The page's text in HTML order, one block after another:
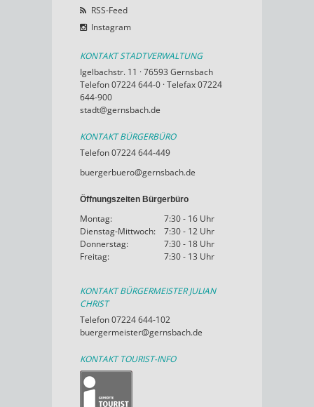
RSS-Feed
Instagram
KONTAKT STADTVERWALTUNG
Igelbachstr. 11 · 76593 Gernsbach
Telefon 07224 644-0 · Telefax 07224
644-900
stadt@gernsbach.de
KONTAKT BÜRGERBÜRO
Telefon 07224 644-449
buergerbuero@gernsbach.de
Öffnungszeiten Bürgerbüro
Montag:
7:30 - 16 Uhr
Dienstag-Mittwoch:
7:30 - 12 Uhr
Donnerstag:
7:30 - 18 Uhr
Freitag:
7:30 - 13 Uhr
KONTAKT BÜRGERMEISTER JULIAN
CHRIST
Telefon 07224 644-102
buergermeister@gernsbach.de
KONTAKT TOURIST-INFO